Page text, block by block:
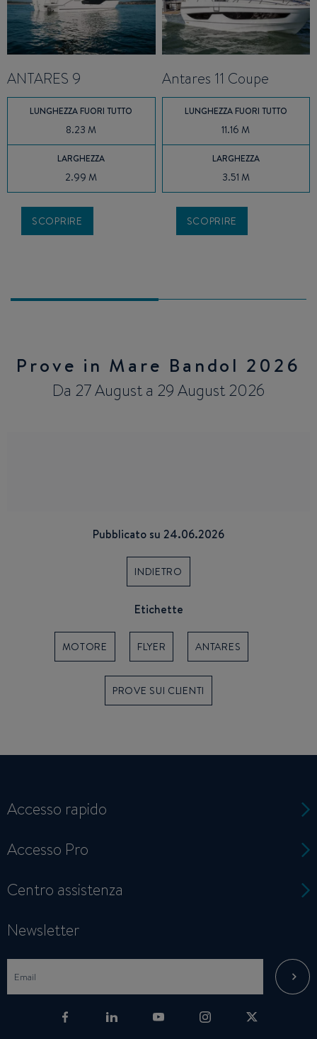
ANTARES 9
LUNGHEZZA FUORI TUTTO
8.23 M
LARGHEZZA
2.99 M
SCOPRIRE
Antares 11 Coupe
LUNGHEZZA FUORI TUTTO
11.16 M
LARGHEZZA
3.51 M
SCOPRIRE
Prove in Mare Bandol 2026
Da 27 August a 29 August 2026
Pubblicato su 24.06.2026
INDIETRO
Etichette
MOTORE FLYER ANTARES
PROVE SUI CLIENTI
Accesso rapido
Accesso Pro
Centro assistenza
Newsletter